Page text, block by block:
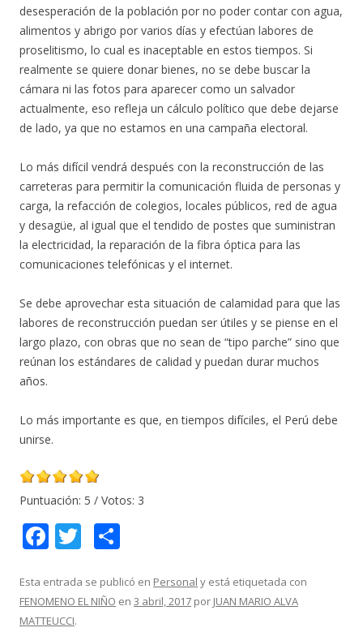
desesperación de la población por no poder contar con agua,
alimentos y abrigo por varios días y efectúan labores de
proselitismo, lo cual es inaceptable en estos tiempos. Si
realmente se quiere donar bienes, no se debe buscar la
cámara ni las fotos para aparecer como un salvador
actualmente, eso refleja un cálculo político que debe dejarse
de lado, ya que no estamos en una campaña electoral.
Lo más difícil vendrá después con la reconstrucción de las
carreteras para permitir la comunicación fluida de personas y
carga, la refacción de colegios, locales públicos, red de agua
y desagüe, al igual que el tendido de postes que suministran
la electricidad, la reparación de la fibra óptica para las
comunicaciones telefónicas y el internet.
Se debe aprovechar esta situación de calamidad para que las
labores de reconstrucción puedan ser útiles y se piense en el
largo plazo, con obras que no sean de “tipo parche” sino que
reúnan los estándares de calidad y puedan durar muchos
años.
Lo más importante es que, en tiempos difíciles, el Perú debe
unirse.
Puntuación: 5 / Votos: 3
F
e
b
T
itt
er
m
p
Esta entrada se publicó en Personal y está etiquetada con
FENOMENO EL NIÑO en 3 abril, 2017 por JUAN MARIO ALVA
MATTEUCCI.